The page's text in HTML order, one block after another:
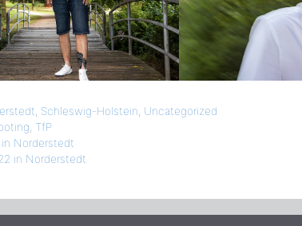
Schleswig-Holstein Uncategorized
TfP
in Norderstedt
in Norderstedt